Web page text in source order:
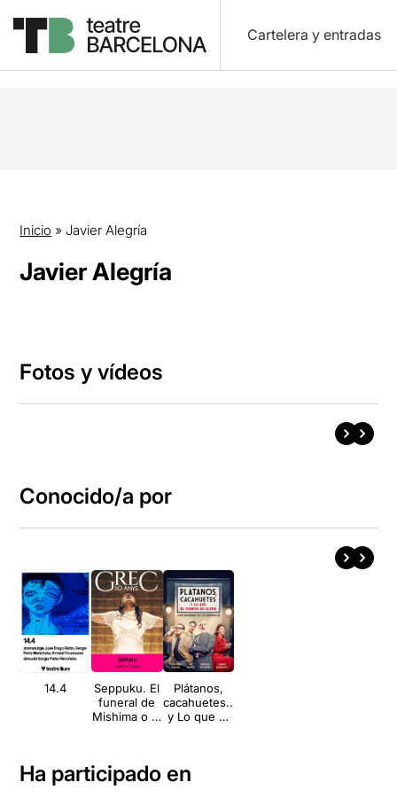
Cartelera y entradas
Inicio » Javier Alegría
Javier Alegría
Fotos y vídeos
Conocido/a por
14.4
Seppuku. El
funeral de
Mishima o el
Plátanos,
cacahuetes..
y Lo que el
Ha participado en